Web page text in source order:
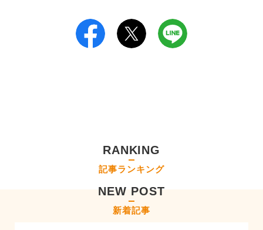
RANKING
記事ランキング
NEW POST
新着記事